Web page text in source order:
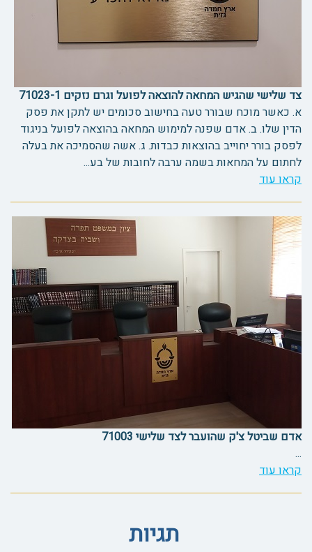
צד שלישי שהגיש המחאה להוצאה לפועל וגרם נזקים 71023-1
א. כאשר מוכח שבורר טעה בחישוב סכומים יש לתקן את פסק
הדין שלו. ב. אדם שפנה למימוש המחאה בהוצאה לפועל בניגוד
לפסק בורר יחוייב בהוצאות כבדות. ג. אשה שהסמיכה את בעלה
לחתום על המחאות בשמה ערבה לחובות של בע...
קראו עוד
אדם שביטל צ'ק שהועבר לצד שלישי 71003
...
קראו עוד
תגיות